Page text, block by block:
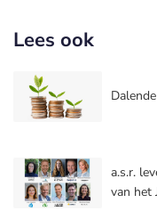
Lees ook
a.s.r.
van het